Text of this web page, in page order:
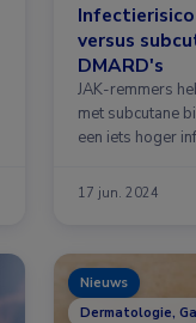
versus
DMARD's
JAK-remmers
met subcutane
een iets hoger
17 jun. 2024
Nieuws
Dermatologie,